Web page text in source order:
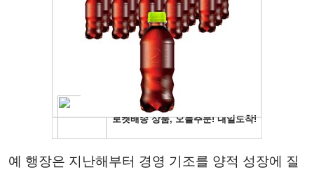
예 행장은 지난해부터 경영 기조를 양적 성장에 질